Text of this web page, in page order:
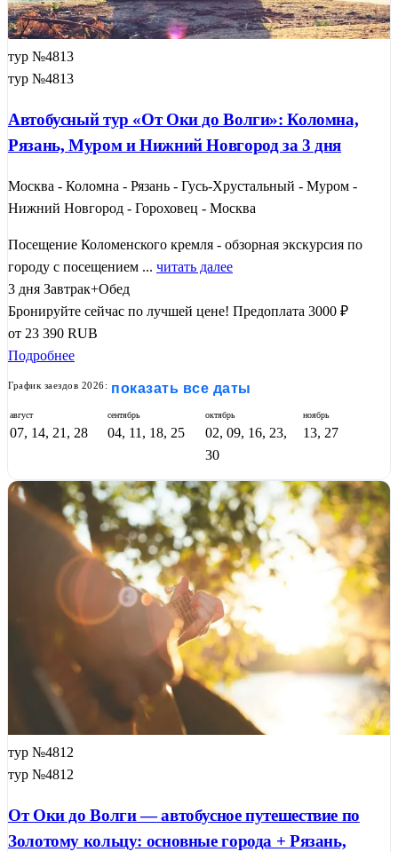
тур №4813
тур №4813
Автобусный тур «От Оки до Волги»: Коломна,
Рязань, Муром и Нижний Новгород за 3 дня
Москва - Коломна - Рязань - Гусь-Хрустальный - Муром -
Нижний Новгород - Гороховец - Москва
Посещение Коломенского кремля - обзорная экскурсия по
городу с посещением ... читать далее
3 дня Завтрак+Обед
Бронируйте сейчас по лучшей цене! Предоплата 3000 ₽
от 23 390 RUB
Подробнее
График заездов 2026: показать все даты
август
07, 14, 21, 28
сентябрь
04, 11, 18, 25
октябрь
02, 09, 16, 23,
30
ноябрь
13, 27
тур №4812
тур №4812
От Оки до Волги — автобусное путешествие по
Золотому кольцу: основные города + Рязань,